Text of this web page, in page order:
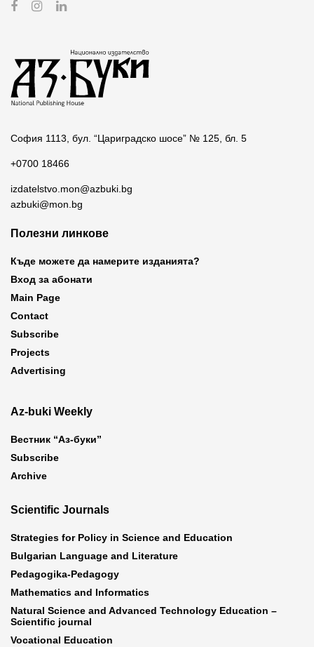
София 1113, бул. “Цариградско шосе” № 125, бл. 5
+0700 18466
izdatelstvo.mon@azbuki.bg
azbuki@mon.bg
Полезни линкове
Къде можете да намерите изданията?
Вход за абонати
Main Page
Contact
Subscribe
Projects
Advertising
Az-buki Weekly
Вестник “Аз-буки”
Subscribe
Archive
Scientific Journals
Strategies for Policy in Science and Education
Bulgarian Language and Literature
Pedagogika-Pedagogy
Mathematics and Informatics
Natural Science and Advanced Technology Education –
Scientific journal
Vocational Education